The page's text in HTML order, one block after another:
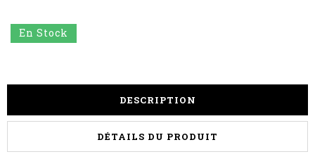
En Stock
DESCRIPTION
DÉTAILS DU PRODUIT